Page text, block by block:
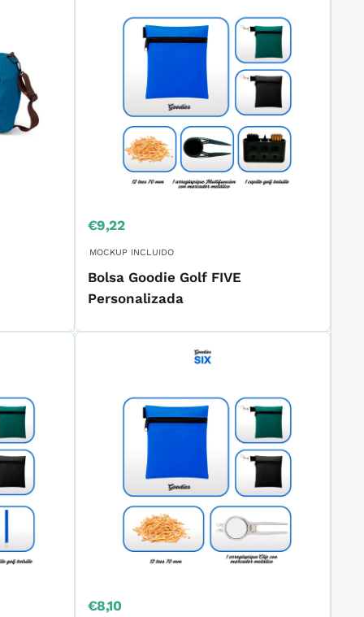
Precio
venta
€9,22
MOCKUP INCLUIDO
Bolsa Goodie Golf FIVE
Personalizada
Precio
€8,10